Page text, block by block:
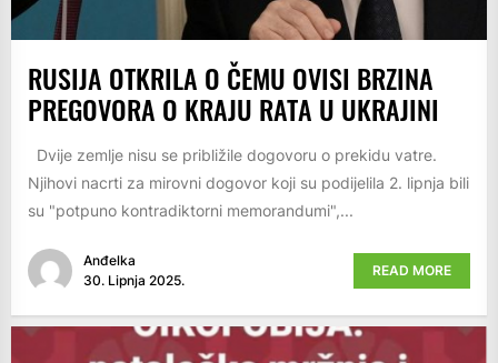
RUSIJA OTKRILA O ČEMU OVISI BRZINA
PREGOVORA O KRAJU RATA U UKRAJINI
Dvije zemlje nisu se približile dogovoru o prekidu vatre.
Njihovi nacrti za mirovni dogovor koji su podijelila 2. lipnja bili
su "potpuno kontradiktorni memorandumi",...
Anđelka
30. Lipnja 2025.
READ MORE